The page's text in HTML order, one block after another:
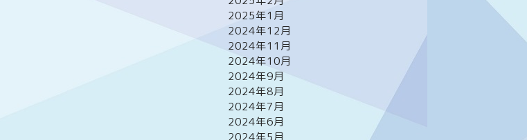
2025年1月
2024年12月
2024年11月
2024年10月
2024年9月
2024年8月
2024年7月
2024年6月
2024年5月